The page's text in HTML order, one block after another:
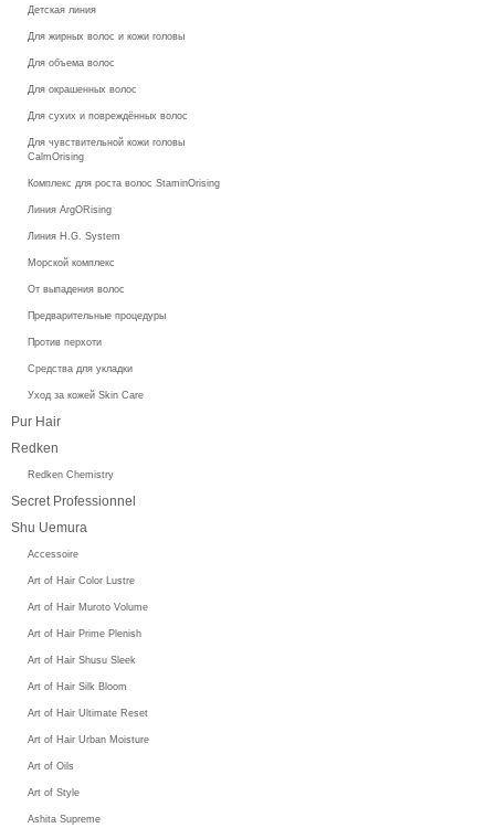
Детская линия
Для жирных волос и кожи головы
Для объема волос
Для окрашенных волос
Для сухих и повреждённых волос
Для чувствительной кожи головы
CalmOrising
Комплекс для роста волос StaminOrising
Линия ArgORising
Линия H.G. System
Морской комплекс
От выпадения волос
Предварительные процедуры
Против перхоти
Средства для укладки
Уход за кожей Skin Care
Pur Hair
Redken
Redken Chemistry
Secret Professionnel
Shu Uemura
Accessoire
Art of Hair Color Lustre
Art of Hair Muroto Volume
Art of Hair Prime Plenish
Art of Hair Shusu Sleek
Art of Hair Silk Bloom
Art of Hair Ultimate Reset
Art of Hair Urban Moisture
Art of Oils
Art of Style
Ashita Supreme